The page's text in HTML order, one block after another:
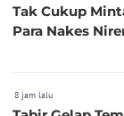
Tak Cukup
Para Nakes
8 jam lalu